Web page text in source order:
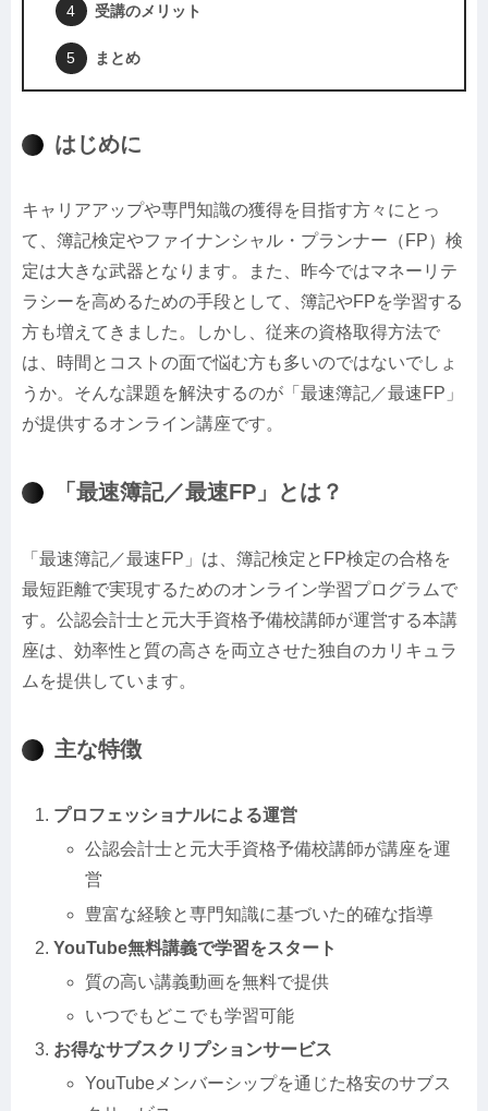
受講のメリット
まとめ
はじめに
キャリアアップや専門知識の獲得を目指す方々にとっ
て、簿記検定やファイナンシャル・プランナー（FP）検
定は大きな武器となります。また、昨今ではマネーリテ
ラシーを高めるための手段として、簿記やFPを学習する
方も増えてきました。しかし、従来の資格取得方法で
は、時間とコストの面で悩む方も多いのではないでしょ
うか。そんな課題を解決するのが「最速簿記／最速FP」
が提供するオンライン講座です。
「最速簿記／最速FP」とは？
「最速簿記／最速FP」は、簿記検定とFP検定の合格を
最短距離で実現するためのオンライン学習プログラムで
す。公認会計士と元大手資格予備校講師が運営する本講
座は、効率性と質の高さを両立させた独自のカリキュラ
ムを提供しています。
主な特徴
プロフェッショナルによる運営
公認会計士と元大手資格予備校講師が講座を運
営
豊富な経験と専門知識に基づいた的確な指導
YouTube無料講義で学習をスタート
質の高い講義動画を無料で提供
いつでもどこでも学習可能
お得なサブスクリプションサービス
YouTubeメンバーシップを通じた格安のサブス